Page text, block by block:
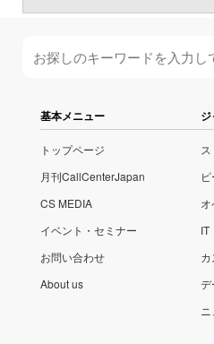
基本メニュー
トップページ
月刊CallCenterJapan
CS MEDIA
イベント・セミナー
お問い合わせ
About us
IT
デ